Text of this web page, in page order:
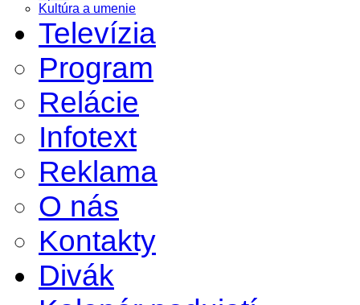
Kultúra a umenie
Televízia
Program
Relácie
Infotext
Reklama
O nás
Kontakty
Divák